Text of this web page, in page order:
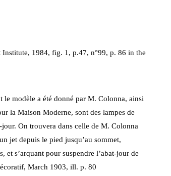
Institute, 1984, fig. 1, p.47, n°99, p. 86 in the
modèle a été donné par M. Colonna, ainsi
la Maison Moderne, sont des lampes de
On trouvera dans celle de M. Colonna
jet depuis le pied jusqu’au sommet,
et s’arquant pour suspendre l’abat-jour de
March 1903, ill. p. 80